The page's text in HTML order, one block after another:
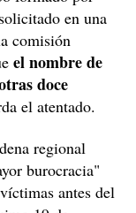
en una
comisión
el nombre de
doce
el atentado.
regional
burocracia"
antes del